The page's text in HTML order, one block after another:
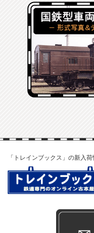
「トレインブックス」の新入